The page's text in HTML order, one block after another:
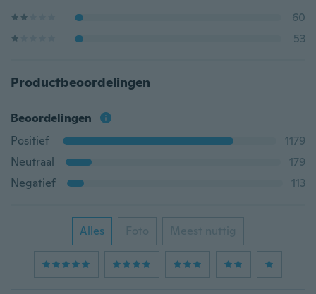
60
53
Productbeoordelingen
Beoordelingen
Positief
1179
Neutraal
179
Negatief
113
Alles Foto Meest nuttig